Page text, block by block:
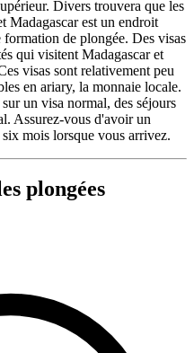
Divers trouvera que les
Madagascar est un endroit
de plongée. Des visas
qui visitent Madagascar et
visas sont relativement peu
en ariary, la monnaie locale.
un visa normal, des séjours
Assurez-vous d'avoir un
mois lorsque vous arrivez.
plongées